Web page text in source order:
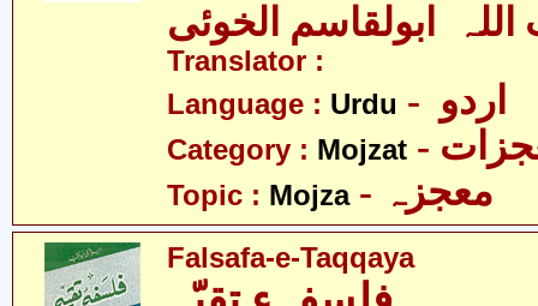
اللہ ابولقاسم الخوئی
Translator :
Language : Urdu
Category : Mojzat
Topic : Mojza - معجزہ
Falsafa-e-Taqqaya